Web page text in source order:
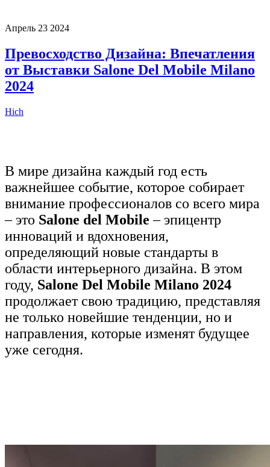
Апрель 23 2024
Превосходство Дизайна: Впечатления
от Выставки Salone Del Mobile Milano
2024
Hich
В мире дизайна каждый год есть
важнейшее событие, которое собирает
внимание профессионалов со всего мира
– это Salone del Mobile – эпицентр
инноваций и вдохновения,
определяющий новые стандарты в
области интерьерного дизайна. В этом
году, Salone Del Mobile Milano 2024
продолжает свою традицию, представляя
не только новейшие тенденции, но и
направления, которые изменят будущее
уже сегодня.